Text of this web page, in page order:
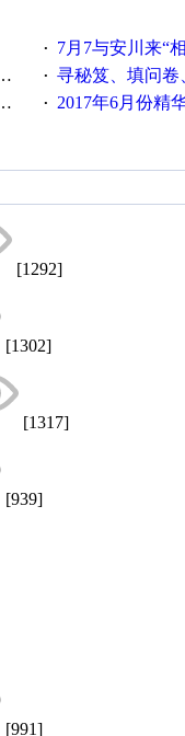
· 7月7与安川来“
· 寻秘笈、填问卷
· 2017年6月份精
[1292]
[1302]
[1317]
[939]
[991]